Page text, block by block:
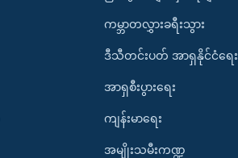
ကမ္ဘာတလွှားခရီးသွား
ဒီသီတင်းပတ် အာရှနိုင်ငံရေး
အာရှစီးပွားရေး
ကျန်းမာရေး
အမျိုးသမီးကဏ္ဍ